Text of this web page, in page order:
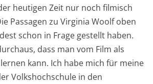
heutigen Zeit nur noch filmisch
Passagen zu Virginia Woolf oben
schon in Frage gestellt haben.
dass man vom Film als
kann. Ich habe mich für meine
Volkshochschule in den